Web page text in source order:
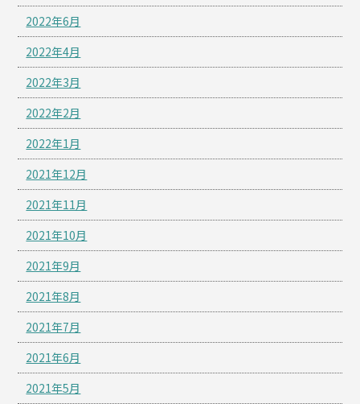
2022年6月
2022年4月
2022年3月
2022年2月
2022年1月
2021年12月
2021年11月
2021年10月
2021年9月
2021年8月
2021年7月
2021年6月
2021年5月